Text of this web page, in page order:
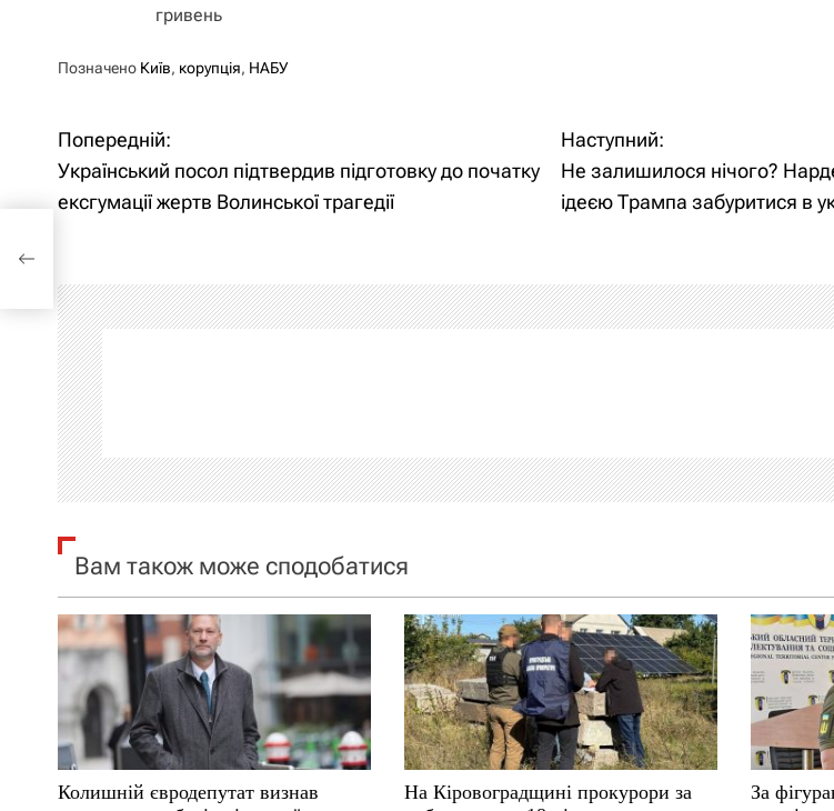
гривень
Позначено Київ, корупція, НАБУ
Н
а
і
г
а
ц
і
я
а
и
с
Попередній:
Український посол підтвердив підготовку до початку
ексгумації жертв Волинської трагедії
Наступний:
Не залишилося нічого?
ідеєю Трампа забуритися в
Вам також може сподобатися
Колишній євродепутат визнав
На Кіровоградщині прокурори за
За